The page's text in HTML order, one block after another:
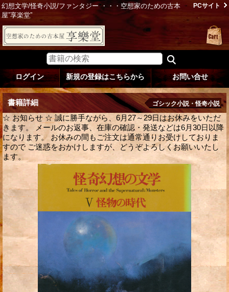
幻想文学/怪奇小説/ファンタジー ・・・空想家のための古本
屋”享楽堂”
PCサイト
ログイン 新規の登録はこちらから お問い合せ
書籍詳細 ゴシック小説・怪奇小説
☆ お知らせ ☆ 誠に勝手ながら、6月27～29日はお休みをいただ
きます。 メールのお返事、在庫の確認・発送などは6月30日以降
になります。 お休みの間もご注文は通常通りお受けしておりま
すので ご迷惑をおかけしますが、どうぞよろしくお願いいたし
ます。